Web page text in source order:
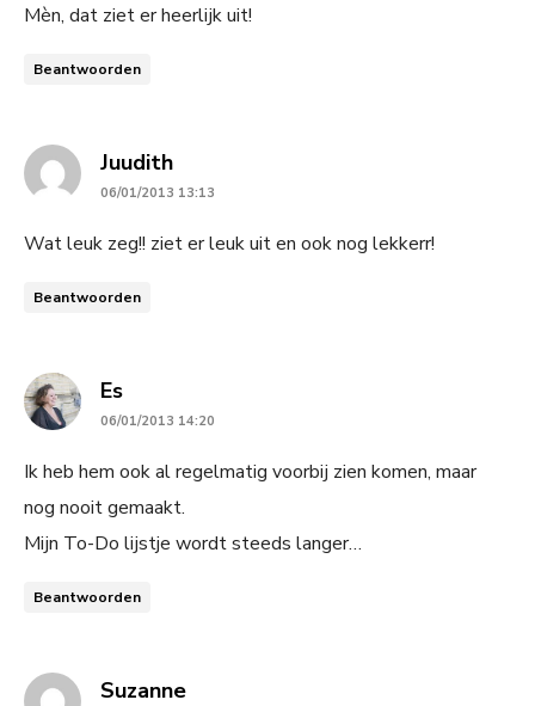
Mèn, dat ziet er heerlijk uit!
Beantwoorden
Juudithsays:
06/01/2013 13:13
Wat leuk zeg!! ziet er leuk uit en ook nog lekkerr!
Beantwoorden
Essays:
06/01/2013 14:20
Ik heb hem ook al regelmatig voorbij zien komen, maar
nog nooit gemaakt.
Mijn To-Do lijstje wordt steeds langer…
Beantwoorden
Suzannesays: